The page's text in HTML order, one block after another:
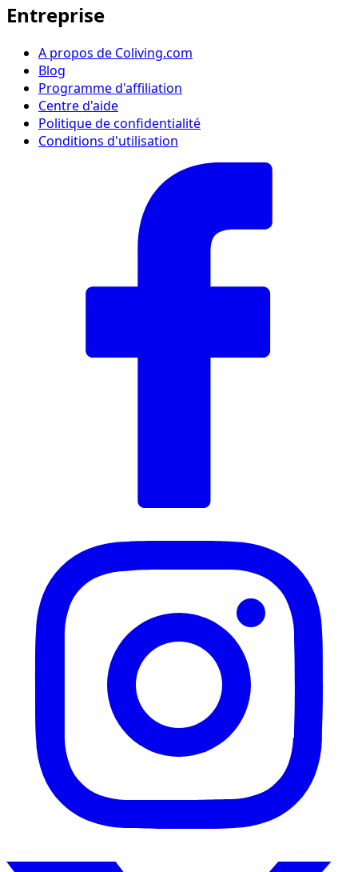
Entreprise
A propos de Coliving.com
Blog
Programme d'affiliation
Centre d'aide
Politique de confidentialité
Conditions d'utilisation